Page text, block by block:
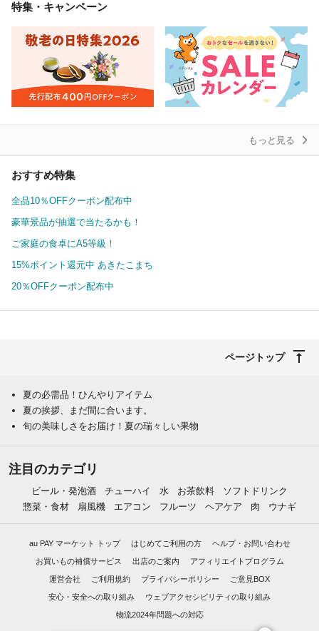
特集・キャンペーン
もっと見る
おすすめ特集
全品10％OFFクーポン配布中
豪華景品が抽選で当たるかも！
ご家庭の食卓にA5等級！
15%ポイント還元中 あきたこまち
20％OFFクーポン配布中
ページトップ
夏の必需品！ひんやりアイテム
夏の挨拶、まだ間に合います。
旬の美味しさをお届け！夏の瑞々しい果物
注目のカテゴリ
ビール・発泡酒 チューハイ 水 お茶飲料
ソフトドリンク
惣菜・食材
扇風機 エアコン フルーツ ヘアケア 肉 ウナギ
au PAY マーケット トップ はじめてご利用の方 ヘルプ・お問い合わせ
お買いもの補償サービス 出店のご案内 アフィリエイトプログラム
運営会社 ご利用規約 プライバシーポリシー ご意見BOX
安心・安全への取り組み ウェブアクセシビリティの取り組み
物流2024年問題への対応